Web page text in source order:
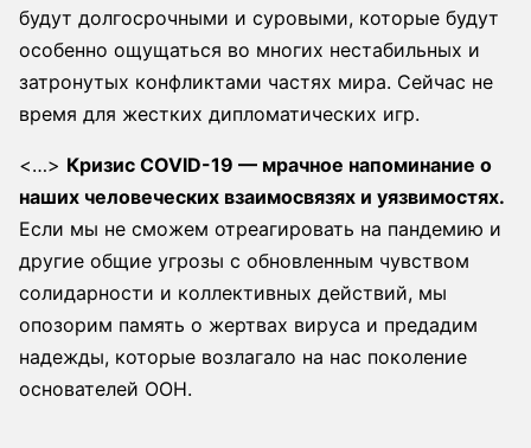
будут долгосрочными и суровыми, которые будут
особенно ощущаться во многих нестабильных и
затронутых конфликтами частях мира. Сейчас не
время для жестких дипломатических игр.
<…> Кризис COVID-19 — мрачное напоминание о
наших человеческих взаимосвязях и уязвимостях.
Если мы не сможем отреагировать на пандемию и
другие общие угрозы с обновленным чувством
солидарности и коллективных действий, мы
опозорим память о жертвах вируса и предадим
надежды, которые возлагало на нас поколение
основателей ООН.